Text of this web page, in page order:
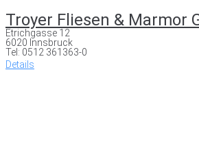
Troyer Fliesen & Marmor
Etrichgasse 12
6020 Innsbruck
Tel: 0512 361363-0
Details